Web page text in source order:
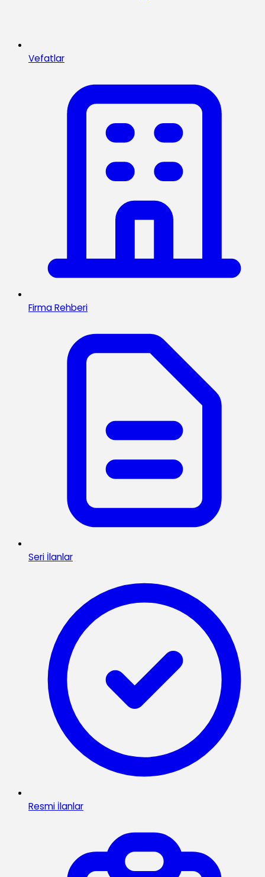
Vefatlar
Firma Rehberi
Seri İlanlar
Resmi İlanlar